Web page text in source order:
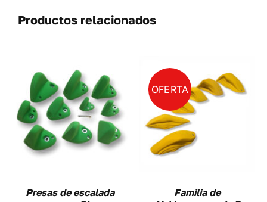
Productos relacionados
Presas de escalada
OFERTA
SELECCIONAR
OPCIONES ESTE
PRODUCTO
TIENE
MÚLTIPLES
OPCIONES
SE
/
DETALLES
Familia de